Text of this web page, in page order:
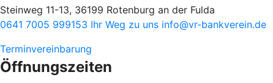
Steinweg 11-13, 36199 Rotenburg an der Fulda
0641 7005 999153 Ihr Weg zu uns info@vr-bankverein.de
Terminvereinbarung
Öffnungszeiten